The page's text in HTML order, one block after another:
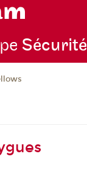
Sécurité